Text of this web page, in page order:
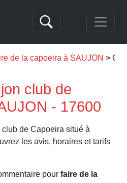
de la capoeira à SAUJON
club de
- 17600
club de Capoeira situé à
les avis, horaires et tarifs
pour faire de la